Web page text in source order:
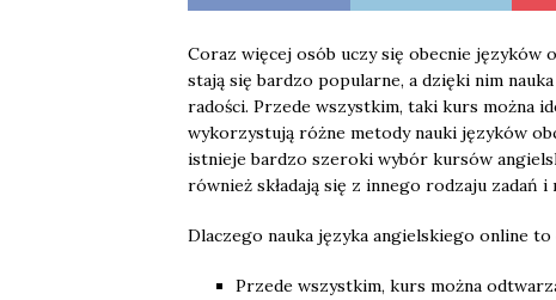
Coraz więcej osób uczy się obecnie
stają się bardzo popularne, a dzięki nim
radości. Przede wszystkim, taki kurs można
wykorzystują różne metody nauki języków
istnieje bardzo szeroki wybór kursów
również składają się z innego rodzaju zadań i
Dlaczego nauka języka angielskiego online
Przede wszystkim, kurs można